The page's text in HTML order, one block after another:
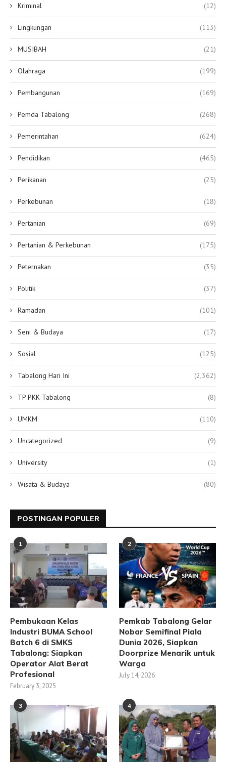
Kriminal (12)
Lingkungan (113)
MUSIBAH (21)
Olahraga (199)
Pembangunan (169)
Pemda Tabalong (268)
Pemerintahan (624)
Pendidikan (465)
Perikanan (25)
Perkebunan (18)
Pertanian (69)
Pertanian & Perkebunan (175)
Peternakan (35)
Politik (37)
Ramadan (101)
Seni & Budaya (17)
Sosial (125)
Tabalong Hari Ini (2,362)
TP PKK Tabalong (8)
UMKM (110)
Uncategorized (9)
University (1)
Wisata & Budaya (80)
POSTINGAN POPULER
1
Pembukaan Kelas
Industri BUMA School
Batch 6 di SMKS
Tabalong: Siapkan
Operator Alat Berat
Profesional
February 3, 2025
2
Pemkab Tabalong Gelar
Nobar Semifinal Piala
Dunia 2026, Siapkan
Doorprize Menarik untuk
Warga
July 14, 2026
3 4